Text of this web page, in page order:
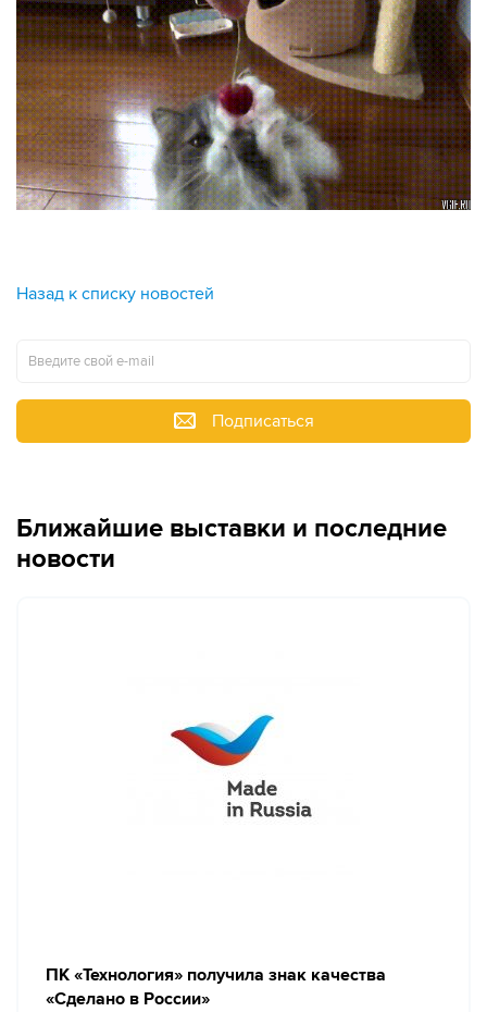
Назад к списку новостей
Подписаться
Ближайшие выставки и последние
новости
ПК «Технология» получила знак качества
«Сделано в России»